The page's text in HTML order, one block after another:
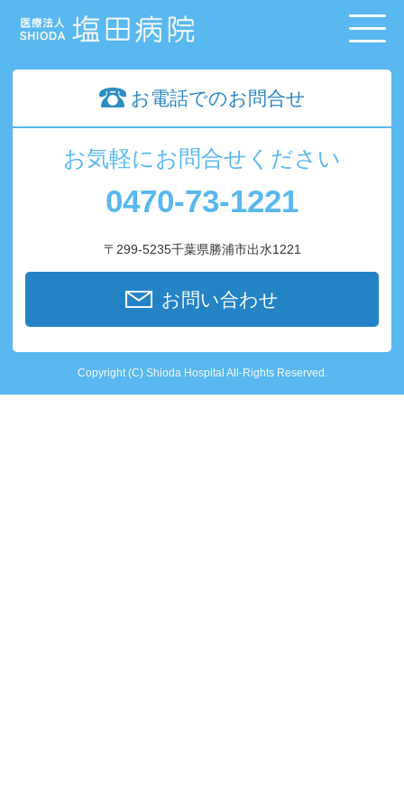
お電話でのお問合せ
お気軽にお問合せください
0470-73-1221
〒299-5235千葉県勝浦市出水1221
お問い合わせ
Copyright (C) Shioda Hospital All-Rights Reserved.